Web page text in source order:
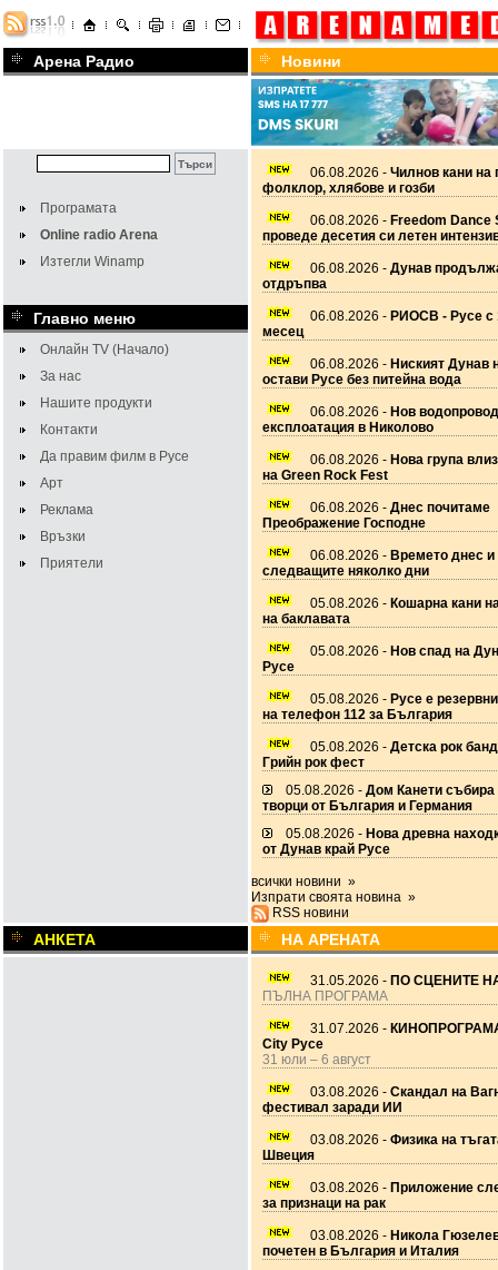
Арена Радио Новини
Програмата
Online radio Arena
Изтегли Winamp
Главно меню
Онлайн TV (Начало)
За нас
Нашите продукти
Контакти
Да правим филм в Русе
Арт
Реклама
Връзки
Приятели
06.08.2026 - Чилнов кани на
фолклор, хлябове и гозби
06.08.2026 - Freedom Dance
проведе десетия си летен
06.08.2026 - Дунав
отдръпва
06.08.2026 - РИОСВ - Русе с
месец
06.08.2026 - Ниският Дунав
остави Русе без питейна вода
06.08.2026 - Нов
експлоатация в Николово
06.08.2026 - Нова група
на Green Rock Fest
06.08.2026 - Днес почитаме
Преображение Господне
06.08.2026 - Времето днес и
следващите няколко дни
05.08.2026 - Кошарна кани
на баклавата
05.08.2026 - Нов спад на
Русе
05.08.2026 - Русе е
на телефон 112 за България
05.08.2026 - Детска рок
Грийн рок фест
05.08.2026 - Дом Канети
творци от България и Германия
05.08.2026 - Нова древна
от Дунав край Русе
всички новини »
Изпрати своята новина »
RSS новини
АНКЕТА НА АРЕНАТА
31.05.2026 - ПО СЦЕНИТЕ
ПЪЛНА ПРОГРАМА
31.07.2026 -
City Русе
31 юли – 6 август
03.08.2026 - Скандал на
фестивал заради ИИ
03.08.2026 - Физика на
Швеция
03.08.2026 - Приложение
за признаци на рак
03.08.2026 - Никола
почетен в България и Италия